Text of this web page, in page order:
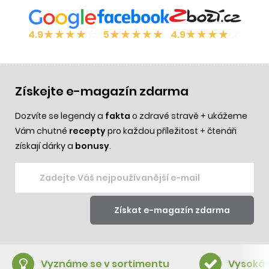
4.9★★★★ 5★★★★★ 4.9★★★★
Získejte e-magazín zdarma
Dozvíte se legendy a fakta o zdravé stravě + ukážeme
Vám chutné receptypro každou příležitost + čtenáři
získají dárky a bonusy.
Vyznáme se v sortimentu Vysoká